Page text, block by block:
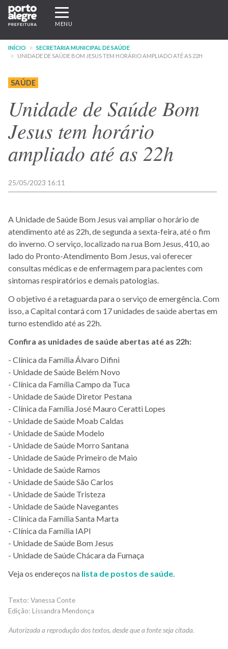
Pular
para
conteúdo
principal
Expandir/recolher
navegação
MENU
INÍCIO
SECRETARIA MUNICIPAL DE SAÚDE
UNIDADE DE SAÚDE BOM JESUS TEM HORÁRIO AMPLIADO ATÉ AS 22H
SAÚDE
Unidade de Saúde Bom
Jesus tem horário
ampliado até as 22h
25/05/2023 16:11
A Unidade de Saúde Bom Jesus vai ampliar o horário de
atendimento até as 22h, de segunda a sexta-feira, até o fim
do inverno. O serviço, localizado na rua Bom Jesus, 410, ao
lado do Pronto-Atendimento Bom Jesus, vai oferecer
consultas médicas e de enfermagem para pacientes com
sintomas respiratórios e demais patologias.
O objetivo é a retaguarda para o serviço de emergência. Com
isso, a Capital contará com 17 unidades de saúde abertas em
turno estendido até as 22h.
Confira as unidades de saúde abertas até as 22h:
- Clínica da Família Álvaro Difini
- Unidade de Saúde Belém Novo
- Clínica da Família Campo da Tuca
- Unidade de Saúde Diretor Pestana
- Clínica da Família José Mauro Ceratti Lopes
- Unidade de Saúde Moab Caldas
- Unidade de Saúde Modelo
- Unidade de Saúde Morro Santana
- Unidade de Saúde Primeiro de Maio
- Unidade de Saúde Ramos
- Unidade de Saúde São Carlos
- Unidade de Saúde Tristeza
- Unidade de Saúde Navegantes
- Clínica da Família Santa Marta
- Clínica da Família IAPI
- Unidade de Saúde Bom Jesus
- Unidade de Saúde Chácara da Fumaça
Veja os endereços na lista de postos de saúde
Vanessa Conte
Lissandra Mendonça